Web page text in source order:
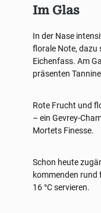
Im Glas
In der Nase
florale Note, dazu
Eichenfass. Am
präsenten
Rote Frucht und
– ein Gevrey-
Mortets Finesse.
Schon heute
kommenden
16 °C servieren.